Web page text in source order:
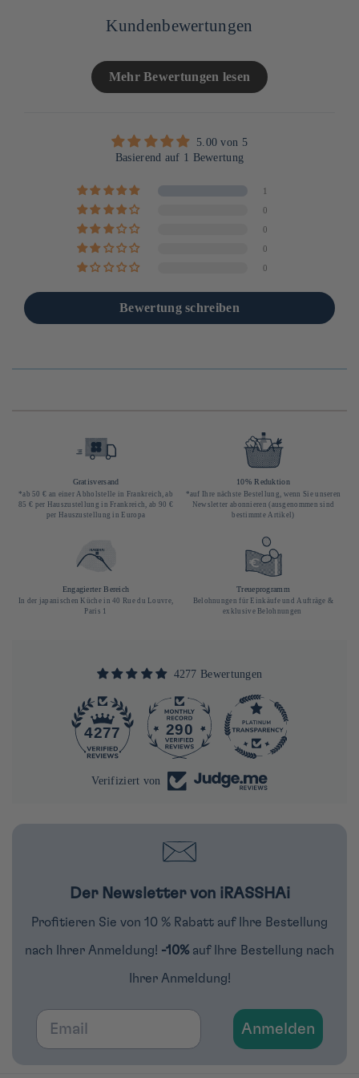
Kundenbewertungen
Mehr Bewertungen lesen
5.00 von 5
Basierend auf 1 Bewertung
1
0
0
0
0
Bewertung schreiben
Gratisversand
*ab 50 € an einer Abholstelle in Frankreich, ab
85 € per Hauszustellung in Frankreich, ab 90 €
per Hauszustellung in Europa
10% Reduktion
*auf Ihre nächste Bestellung, wenn Sie unseren
Newsletter abonnieren (ausgenommen sind
bestimmte Artikel)
Engagierter Bereich
In der japanischen Küche in 40 Rue du Louvre,
Paris 1
Treueprogramm
Belohnungen für Einkäufe und Aufträge &
exklusive Belohnungen
4277 Bewertungen
4277 290
Verifiziert von
Der Newsletter von iRASSHAi
Profitieren Sie von 10 % Rabatt auf Ihre Bestellung
nach Ihrer Anmeldung! -10% auf Ihre Bestellung nach
Ihrer Anmeldung!
Email
Anmelden